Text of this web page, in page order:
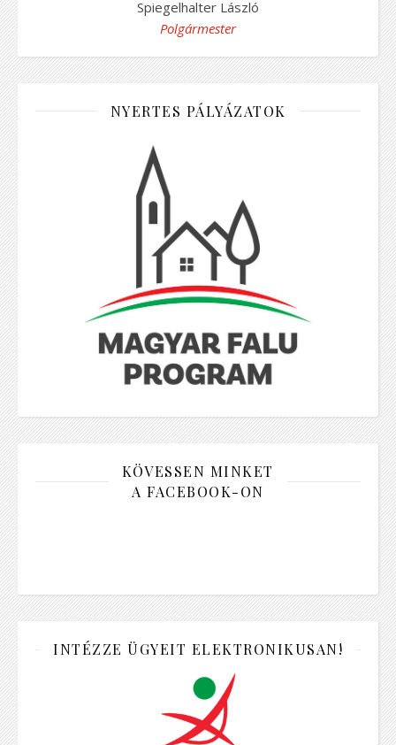
Spiegelhalter László
Polgármester
NYERTES PÁLYÁZATOK
KÖVESSEN MINKET
A FACEBOOK-ON
INTÉZZE ÜGYEIT ELEKTRONIKUSAN!